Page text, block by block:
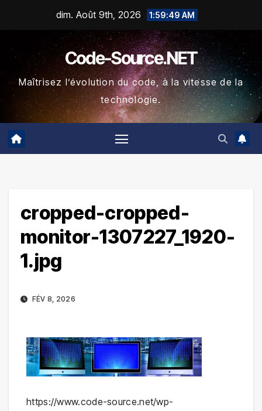
dim. Août 9th, 2026 1:59:50 AM
Code-Source.NET
Maîtrisez l’évolution du code, à la vitesse de la
technologie.
cropped-cropped-
monitor-1307227_1920-
1.jpg
FÉV 8, 2026
https://www.code-source.net/wp-